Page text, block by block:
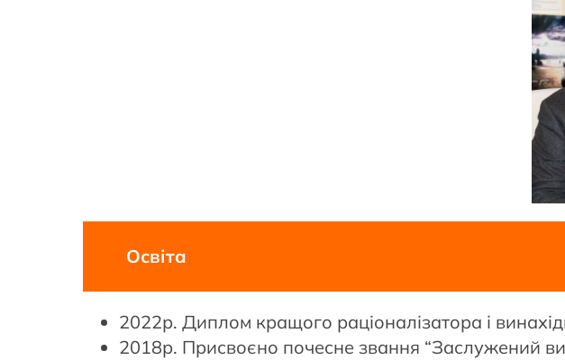
Освіта
2022р. Диплом кращого раціоналізатора і
2018р. Присвоєно почесне звання “Заслужений